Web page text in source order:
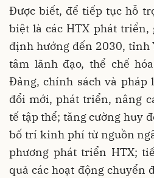
Được biết, để tiếp tục hỗ
biệt là các HTX phát triển,
định hướng đến 2030, tỉnh
tâm lãnh đạo, thể chế
Đảng, chính sách và pháp
đổi mới, phát triển, nâng
tế tập thể; tăng cường huy
bố trí kinh phí từ nguồn
phương phát triển HTX;
quả các hoạt động chuyển